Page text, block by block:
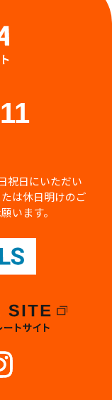
祝日にいただい
は休日明けのご
います。